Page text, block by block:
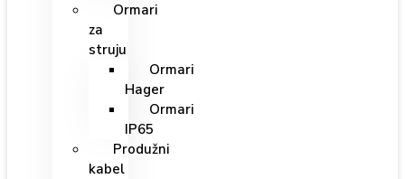
Ormari
za
struju
Ormari
Hager
Ormari
IP65
Produžni
kabel